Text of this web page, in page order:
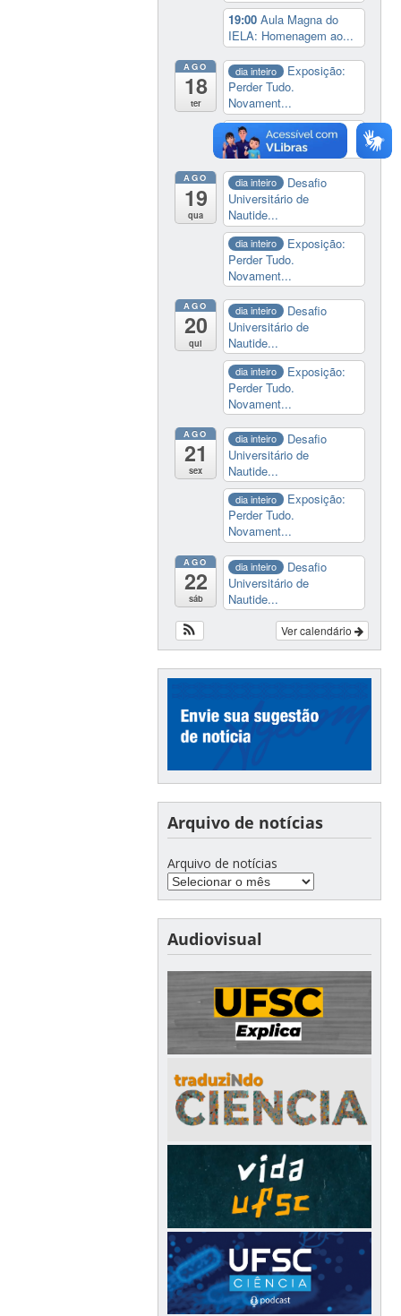
19:00Aula Magna do
IELA: Homenagem ao...
AGO
18
ter
dia inteiro
Exposição:
Perder Tudo.
Novament...
14:00
Soberania
tecnológica e digital
AGO
19
qua
dia inteiro
Desafio
Universitário de
Nautide...
dia inteiro
Exposição:
Perder Tudo.
Novament...
AGO
20
qui
dia inteiro
Desafio
Universitário de
Nautide...
dia inteiro
Exposição:
Perder Tudo.
Novament...
AGO
21
sex
dia inteiro
Desafio
Universitário de
Nautide...
dia inteiro
Exposição:
Perder Tudo.
Novament...
AGO
22
sáb
dia inteiro
Desafio
Universitário de
Nautide...
Ver calendário
Arquivo de notícias
Arquivo de notícias
Audiovisual